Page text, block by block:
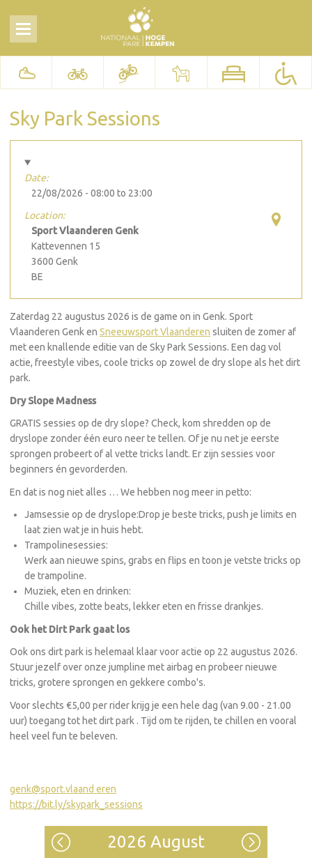
Sky Park Sessions
Date:
22/08/2026 - 08:00 to 23:00
Location:
Sport Vlaanderen Genk
Kattevennen 15
3600 Genk
BE
Zaterdag 22 augustus 2026 is de game on in Genk. Sport
Vlaanderen Genk en Sneeuwsport Vlaanderen sluiten de zomer af
met een knallende editie van de Sky Park Sessions. Een dag vol
actie, freestyle vibes, coole tricks op zowel de dry slope als het dirt
park.
Dry Slope Madness
GRATIS sessies op de dry slope? Check, kom shredden op de
dryslope zonder één euro neer te tellen. Of je nu net je eerste
sprongen probeert of al vette tricks landt. Er zijn sessies voor
beginners én gevorderden.
En dat is nog niet alles … We hebben nog meer in petto:
Jamsessie op de dryslope:Drop je beste tricks, push je limits en
laat zien wat je in huis hebt.
Trampolinesessies:
Werk aan nieuwe spins, grabs en flips en toon je vetste tricks op
de trampoline.
Muziek, eten en drinken:
Chille vibes, zotte beats, lekker eten en frisse drankjes.
Ook het Dirt Park gaat los
Ook ons dirt park is helemaal klaar voor actie op 22 augustus 2026.
Stuur jezelf over onze jumpline met airbag en probeer nieuwe
tricks, grotere sprongen en gekkere combo's.
Voor slechts €5,00 per rider krijg je een hele dag (van 9.00 - 21.00
uur) toegang tot het dirt park . Tijd om te rijden, te chillen en vooral
heel veel fun te beleven.
genk@sport.vlaand eren
https://bit.ly/skypark_sessions
2026 August